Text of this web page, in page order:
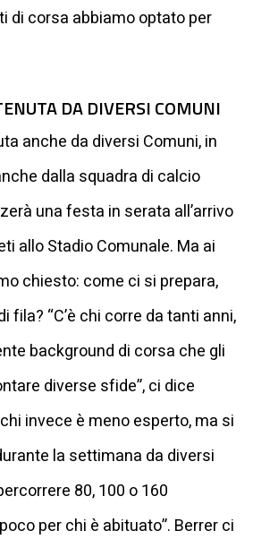
di corsa abbiamo optato per
DA DIVERSI COMUNI
anche da diversi Comuni, in
dalla squadra di calcio
una festa in serata all’arrivo
allo Stadio Comunale. Ma ai
chiesto: come ci si prepara,
fila? “C’è chi corre da tanti anni,
background di corsa che gli
diverse sfide”, ci dice
invece è meno esperto, ma si
la settimana da diversi
80, 100 o 160
per chi è abituato”. Berrer ci